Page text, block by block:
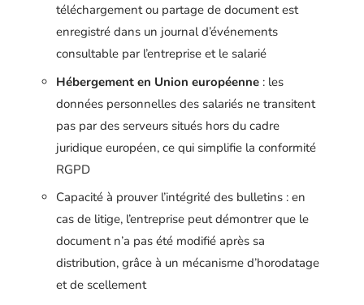
téléchargement ou partage de document est
enregistré dans un journal d’événements
consultable par l’entreprise et le salarié
Hébergement en Union européenne : les
données personnelles des salariés ne transitent
pas par des serveurs situés hors du cadre
juridique européen, ce qui simplifie la conformité
RGPD
Capacité à prouver l’intégrité des bulletins : en
cas de litige, l’entreprise peut démontrer que le
document n’a pas été modifié après sa
distribution, grâce à un mécanisme d’horodatage
et de scellement